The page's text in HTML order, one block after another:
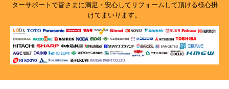
ターサポートで皆さまに満足・安心してリフォームして頂ける様心掛
けてまいります。